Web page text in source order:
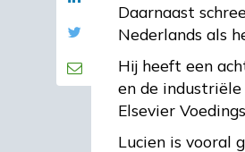
Daarnaast
Nederlands als
Hij heeft een
en de
Elsevier
Lucien is vooral